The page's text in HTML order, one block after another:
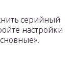
серийный
настройки